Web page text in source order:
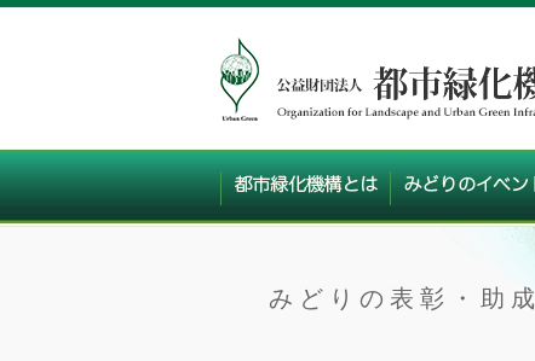
みどりの表彰・助成